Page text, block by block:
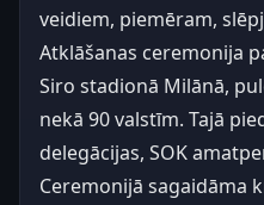
veidiem, piemēram,
Atklāšanas ceremonija
Siro stadionā Milānā,
nekā 90 valstīm. Tajā
delegācijas, SOK
Ceremonijā sagaidāma